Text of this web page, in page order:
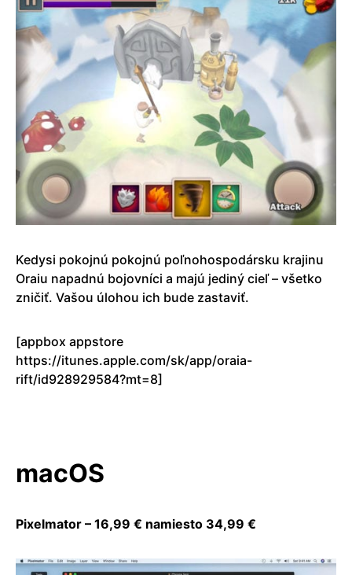
Kedysi pokojnú pokojnú poľnohospodársku krajinu
Oraiu napadnú bojovníci a majú jediný cieľ – všetko
zničiť. Vašou úlohou ich bude zastaviť.
[appbox appstore
https://itunes.apple.com/sk/app/oraia-
rift/id928929584?mt=8]
macOS
Pixelmator – 16,99 € namiesto 34,99 €